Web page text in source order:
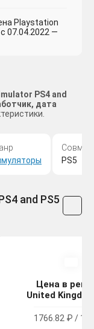
Playstation
07.04.2022 —
PS4 and
дата
PS5
and PS5
Цена в
United
1766.82 ₽ /